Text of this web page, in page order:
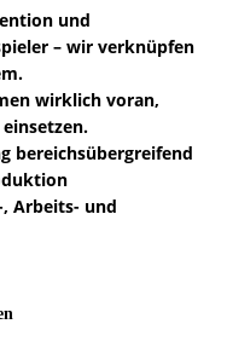
und
– wir verknüpfen
wirklich voran,
bereichsübergreifend
Arbeits- und